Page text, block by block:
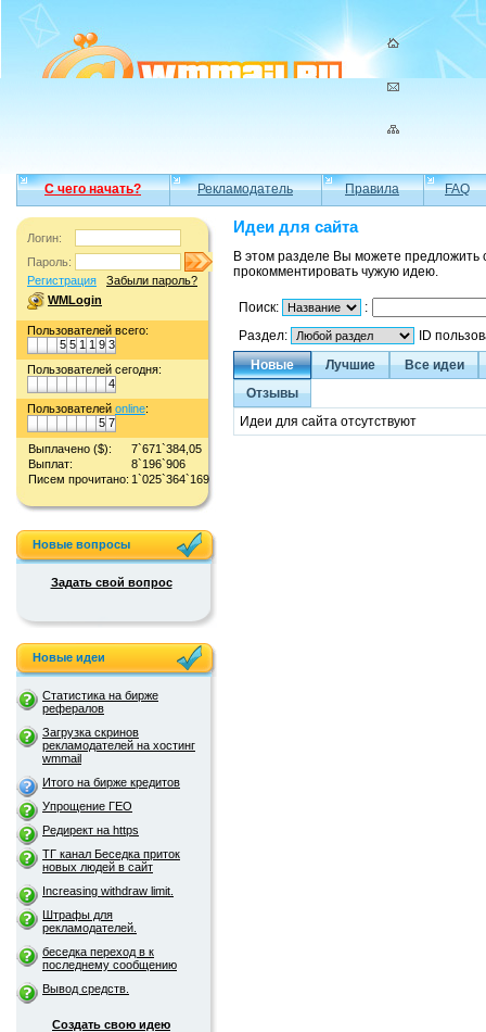
С чего начать? Рекламодатель Правила FAQ
Логин:
Пароль:
Регистрация
Забыли пароль?
WMLogin
Пользователей всего:
5 5 1 1 9 3
Пользователей сегодня:
4
Пользователей online:
5 7
Выплачено ($):
7`671`384,05
Выплат:
8`196`906
Писем прочитано: 1`025`364`169
Новые вопросы
Задать свой вопрос
Новые идеи
Статистика на бирже
рефералов
Загрузка скринов
рекламодателей на хостинг
wmmail
Итого на бирже кредитов
Упрощение ГЕО
Редирект на https
ТГ канал Беседка приток
новых людей в сайт
Increasing withdraw limit.
Штрафы для
рекламодателей.
беседка переход в к
последнему сообщению
Вывод средств.
Создать свою идею
Идеи для сайта
В этом разделе Вы можете
прокомментировать чужую идею.
Поиск:
:
Раздел:
ID
Новые
Лучшие
Все идеи
Отзывы
Идеи для сайта отсутствуют